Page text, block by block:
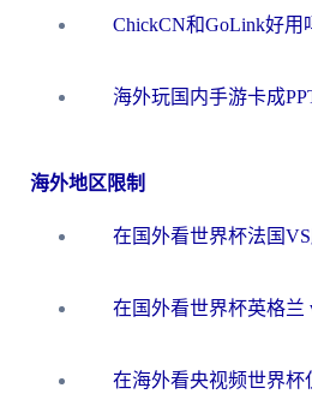
海外地区限制